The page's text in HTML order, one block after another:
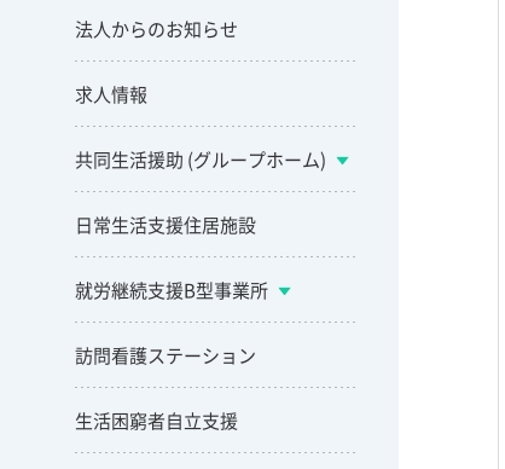
法人からのお知らせ
求人情報
共同生活援助 (グループホーム)
日常生活支援住居施設
就労継続支援B型事業所
訪問看護ステーション
生活困窮者自立支援